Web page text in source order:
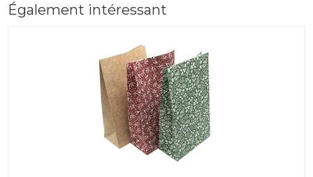
Également intéressant